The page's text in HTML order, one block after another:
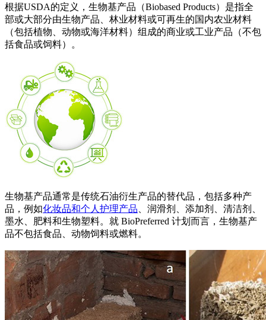
根据USDA的定义，生物基产品（Biobased Products）是指全
部或大部分由生物产品、林业材料或可再生的国内农业材料
（包括植物、动物或海洋材料）组成的商业或工业产品（不包
括食品或饲料）。
生物基产品通常是传统石油衍生产品的替代品，包括多种产
品，例如化妆品和个人护理产品 、润滑剂、添加剂、清洁剂、
墨水、肥料和生物塑料。就 BioPreferred 计划而言，生物基产
品不包括食品、动物饲料或燃料。